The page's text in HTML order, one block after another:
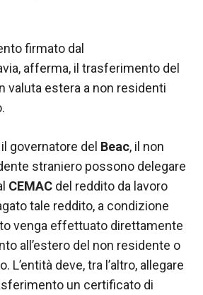
firmato dal
afferma, il trasferimento del
valuta estera a non residenti
governatore del Beac, il non
straniero possono delegare
CEMAC del reddito da lavoro
tale reddito, a condizione
venga effettuato direttamente
all’estero del non residente o
L’entità deve, tra l’altro, allegare
un certificato di